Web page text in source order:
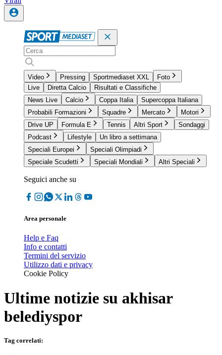
Video Pressing Sportmediaset XXL
Foto
Live
Diretta Calcio
Risultati e Classifiche
News Live
Calcio Coppa Italia
Supercoppa Italiana
Probabili Formazioni
Squadre Mercato
Motori
Drive UP
Formula E Tennis Altri Sport
Sondaggi
Podcast
Lifestyle
Un libro a settimana
Speciali Europei
Speciali Olimpiadi
Speciale Scudetti
Speciali Mondiali Altri Speciali
Seguici anche su
Area personale
Help e Faq
Info e contatti
Termini del servizio
Utilizzo dati e privacy
Cookie Policy
Ultime notizie su akhisar
belediyspor
Tag correlati: